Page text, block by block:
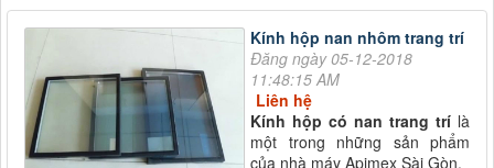
Kính hộp nan nhôm trang trí
Đăng ngày 05-12-2018
11:48:15 AM
Liên hệ
Kính hộp có nan trang trí là
một trong những sản phẩm
của nhà máy Apimex Sài Gòn.